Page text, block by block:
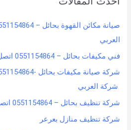
f
o
r
:
العربي
فني مكيفات بحائل – 0551154864 اتصل بنا – شركة العربي
شركة العربي
شركة تنظيف بحائل – 0551154864 اتصل بنا – شركة العربي
شركة تنظيف منازل بعرعر